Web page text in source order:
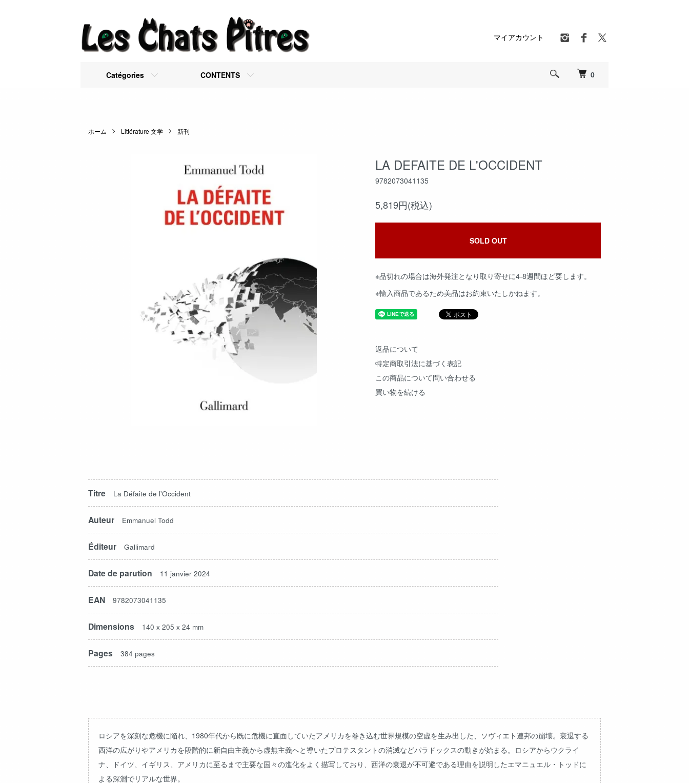
0
Catégories CONTENTS
マイアカウント
ホーム Littérature 文学 新刊
LA DEFAITE DE L'OCCIDENT
9782073041135
5,819円(税込)
SOLD OUT
※品切れの場合は海外発注となり取り寄せに4-8週間ほど要します。
※輸入商品であるため美品はお約束いたしかねます。
返品について
特定商取引法に基づく表記
この商品について問い合わせる
買い物を続ける
Titre La Défaite de l'Occident
Auteur Emmanuel Todd
Éditeur Gallimard
Date de parution 11 janvier 2024
EAN 9782073041135
Dimensions 140 x 205 x 24 mm
Pages 384 pages
ロシアを深刻な危機に陥れ、1980年代から既に危機に直面していたアメリカを巻き込む世界規模の空虚を生み出した、ソヴィエト連邦の崩壊。衰退する
西洋の広がりやアメリカを段階的に新自由主義から虚無主義へと導いたプロテスタントの消滅などパラドックスの動きが始まる。ロシアからウクライ
ナ、ドイツ、イギリス、アメリカに至るまで主要な国々の進化をよく描写しており、西洋の衰退が不可避である理由を説明したエマニュエル・トッドに
よる深淵でリアルな世界。